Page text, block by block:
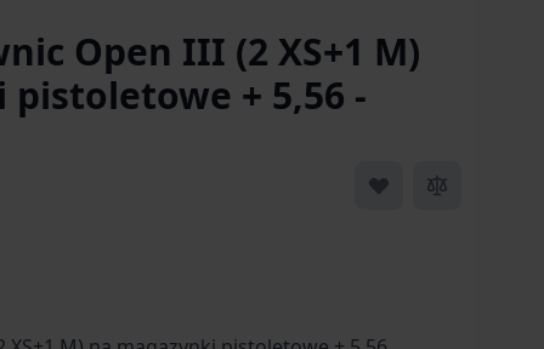
Open III (2 XS+1 M)
+ 5,56 -
View larger imageView larger image